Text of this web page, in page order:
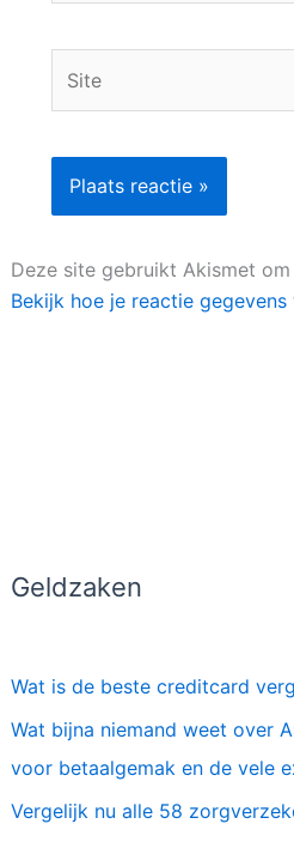
Geldzaken
Wat is de beste creditcard
Wat bijna niemand weet over
voor betaalgemak en de vele
Vergelijk nu alle 58
Deze site gebruikt Akismet
Bekijk hoe je reactie